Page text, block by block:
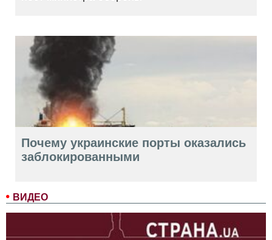
ВИДЕО
Почему украинские порты оказались
заблокированными